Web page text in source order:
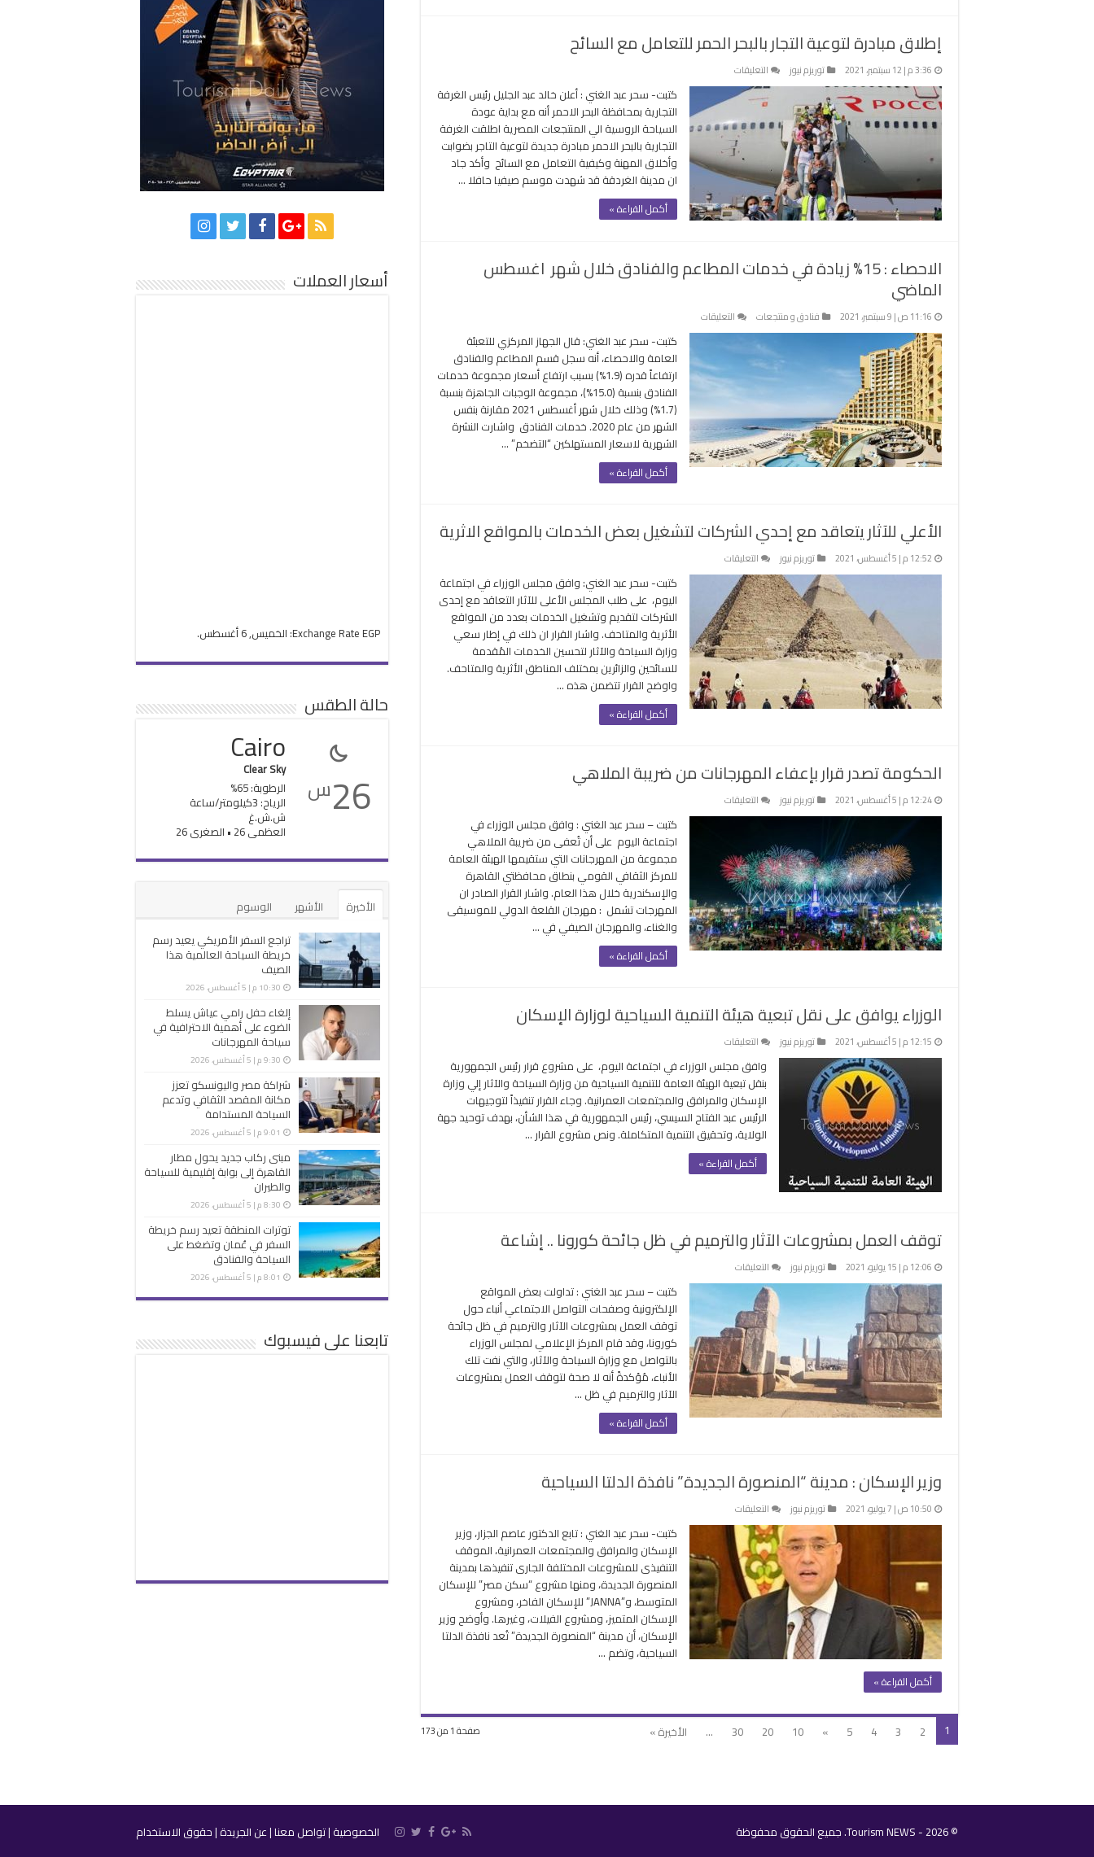
إطلاق مبادرة لتوعية التجار بالبحر الحمر للتعامل مع السائح
3:36 م | 12 سبتمبر، 2021 توريزم نيوز التعليقات
إطلاق
مبادرة
لتوعية
التجار
بالبحر
الحمر
للتعامل
مع
السائح
كتبت- سحر عبد الغني : أعلن خالد عبد الجليل رئيس الغرفة
التجارية بمحافظة البحر الاحمر أنه مع بداية عودة
السياحة الروسية الي المنتجعات المصرية اطلقت الغرفة
التجارية بالبحر الاحمر مبادرة جديدة لتوعية التاجر بضوابت
وأخلاق المهنة وكيفية التعامل مع السائح وأكد جاد
ان مدينة الغردقة قد شهدت موسم صيفيا حافلا …
أكمل القراءة »
الاحصاء : 15% زيادة في خدمات المطاعم والفنادق خلال شهر اغسطس
الماضي
11:16 ص | 9 سبتمبر، 2021 فنادق و منتجعات التعليقات
الاحصاء
زيادة
خدمات
المطاعم
والفنادق
خلال
مغلقة
كتبت- سحر عبد الغني: قال الجهاز المركزي للتعبئة
العامة والاحصاء، أنه سجل قسم المطاعم والفنادق
ارتفاعاً قدره (1.9%) بسبب ارتفاع أسعار مجموعة خدمات
الفنادق بنسبة (15.0%)، مجموعة الوجبات الجاهزة بنسبة
(1.7%) وذلك خلال شهر أغسطس 2021 مقارنة بنفس
الشهر من عام 2020. خدمات الفنادق واشارت النشرة
الشهرية لاسعار المستهلكين “التضخم” …
أكمل القراءة »
الأعلي للآثار يتعاقد مع إحدي الشركات لتشغيل بعض الخدمات بالمواقع الاثرية
12:52 م | 5 أغسطس، 2021 توريزم نيوز التعليقات
الأعلي
يتعاقد
مع
إحدي
الشركات
لتشغيل
بعض
الخدمات
كتبت- سحر عبد الغني: وافق مجلس الوزراء في اجتماعة
اليوم، على طلب المجلس الأعلى للآثار التعاقد مع إحدى
الشركات لتقديم وتشغيل الخدمات بعدد من المواقع
الأثرية والمتاحف. واشار القرار ان ذلك في إطار سعي
وزارة السياحة والآثار لتحسين الخدمات المُقدمة
للسائحين والزائرين بمختلف المناطق الأثرية والمتاحف.
واوضح القرار تتضمن هذه …
أكمل القراءة »
الحكومة تصدر قرار بإعفاء المهرجانات من ضريبة الملاهي
12:24 م | 5 أغسطس، 2021 توريزم نيوز التعليقات
الحكومة
بإعفاء
المهرجانات
ضريبة
الملاهي
مغلقة
كتبت – سحر عبد الغني : وافق مجلس الوزراء في
اجتماعة اليوم على أن تُعفى من ضريبة الملاهي
مجموعة من المهرجانات التي ستقيمها الهيئة العامة
للمركز الثقافي القومي بنطاق محافظتي القاهرة
والإسكندرية خلال هذا العام. واشار القرار الصادر ان
المهرجات تشمل : مهرجان القلعة الدولي للموسيقى
والغناء، والمهرجان الصيفي في …
أكمل القراءة »
الوزراء يوافق على نقل تبعية هيئة التنمية السياحية لوزارة الإسكان
12:15 م | 5 أغسطس، 2021 توريزم نيوز التعليقات
يوافق
على
نقل
تبعية
هيئة
التنمية
السياحية
وافق مجلس الوزراء في اجتماعة اليوم، على مشروع قرار رئيس الجمهورية
بنقل تبعية الهيئة العامة للتنمية السياحية من وزارة السياحة والآثار إلي وزارة
الإسكان والمرافق والمجتمعات العمرانية. وجاء القرار تنفيذاً لتوجيهات
الرئيس عبد الفتاح السيسي، رئيس الجمهورية في هذا الشأن، بهدف توحيد جهة
الولاية، وتحقيق التنمية المتكاملة. ونص مشروع القرار …
أكمل القراءة »
توقف العمل بمشروعات الآثار والترميم في ظل جائحة كورونا .. إشاعة
12:06 م | 15 يوليو، 2021 توريزم نيوز التعليقات
توقف
بمشروعات
الآثار
والترميم
في
ظل
جائحة
كتبت – سحر عبد الغني : تداولت بعض المواقع
الإلكترونية وصفحات التواصل الاجتماعي أنباء حول
توقف العمل بمشروعات الآثار والترميم في ظل جائحة
كورونا، وقد قام المركز الإعلامي لمجلس الوزراء
بالتواصل مع وزارة السياحة والآثار، والتي نفت تلك
الأنباء، مُؤكدةً أنه لا صحة لتوقف العمل بمشروعات
الآثار والترميم في ظل …
أكمل القراءة »
وزير الإسكان : مدينة “المنصورة الجديدة” نافذة الدلتا السياحية
10:50 ص | 7 يوليو، 2021 توريزم نيوز التعليقات
وزير
الإسكان
مدينة
“المنصورة
الجديدة”
نافذة
الدلتا
السياحية
كتبت- سحر عبد الغني : تابع الدكتور عاصم الجزار، وزير
الإسكان والمرافق والمجتمعات العمرانية، الموقف
التنفيذى للمشروعات المختلفة الجارى تنفيذها بمدينة
المنصورة الجديدة، ومنها مشروع “سكن مصر” للإسكان
المتوسط، و”JANNA” للإسكان الفاخر، ومشروع
الإسكان المتميز، ومشروع الفيلات، وغيرها. وأوضح وزير
الإسكان، أن مدينة “المنصورة الجديدة” تُعد نافذة الدلتا
السياحية، وتضم …
أكمل القراءة »
صفحة 1 من 173 1
2
3
4
5
»
10
20
30
... الأخيرة »
أسعار العملات
Exchange Rate EGP : الخميس, 6 أغسطس.
حالة الطقس
26س
Cairo
Clear Sky
الرطوبة: 65%
الرياح: 3كيلومتر/ساعة
ش.ش.غ
العظمى 26 • الصغرى 26
الأخيرة الأشهر
الوسوم
تراجع السفر الأمريكي يعيد رسم
خريطة السياحة العالمية هذا
الصيف
10:30 م | 5 أغسطس، 2026
إلغاء حفل رامي عياش يسلط
الضوء على أهمية الاحترافية في
سياحة المهرجانات
9:30 م | 5 أغسطس، 2026
شراكة مصر واليونسكو تعزز
مكانة المقصد الثقافي وتدعم
السياحة المستدامة
9:01 م | 5 أغسطس، 2026
مبنى ركاب جديد يحول مطار
القاهرة إلى بوابة إقليمية للسياحة
والطيران
8:30 م | 5 أغسطس، 2026
توترات المنطقة تعيد رسم خريطة
السفر في عُمان وتضغط على
السياحة والفنادق
8:01 م | 5 أغسطس، 2026
تابعنا على فيسبوك
الخصوصية |تواصل معنا |عن الجريدة |حقوق الاستخدام © 2026 - Tourism NEWS. جميع الحقوق محفوظة